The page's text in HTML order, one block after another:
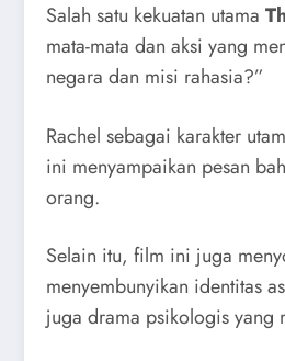
Salah satu kekuatan utama
mata-mata dan aksi yang
negara dan misi rahasia?”
Rachel sebagai karakter
ini menyampaikan pesan
orang.
Selain itu, film ini juga
menyembunyikan identitas
juga drama psikologis yang